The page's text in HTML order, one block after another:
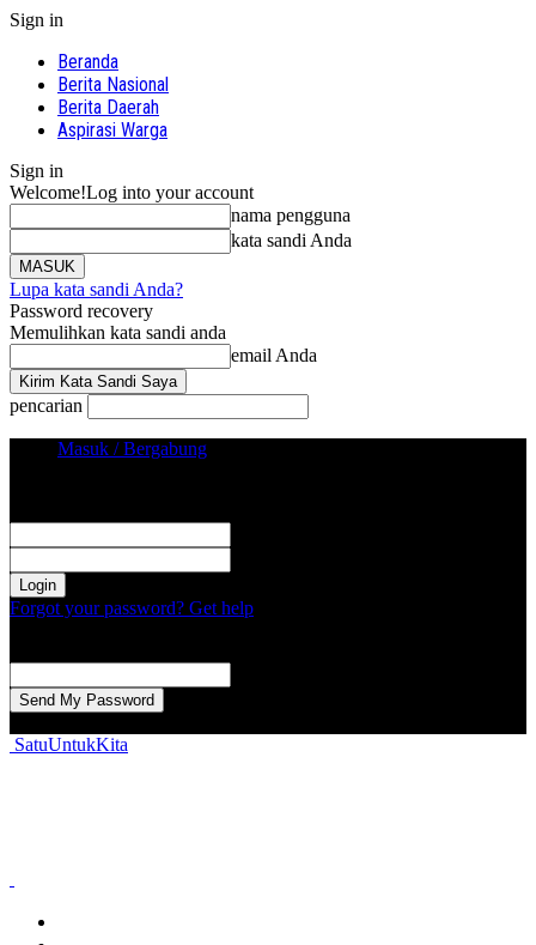
Sign in
Beranda
Berita Nasional
Berita Daerah
Aspirasi Warga
Sign in
Welcome!Log into your account
nama pengguna
kata sandi Anda
Lupa kata sandi Anda?
Password recovery
Memulihkan kata sandi anda
email Anda
pencarian
Masuk / Bergabung
Forgot your password? Get help
SatuUntukKita